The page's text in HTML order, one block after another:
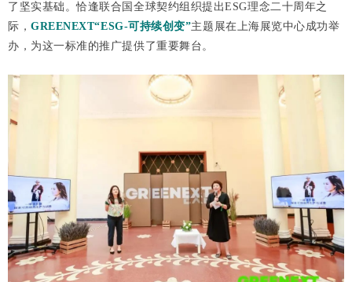
了坚实基础。恰逢联合国全球契约组织提出ESG理念二十周年之
际，GREENEXT“ESG-可持续创变”主题展在上海展览中心成功举
办，为这一标准的推广提供了重要舞台。